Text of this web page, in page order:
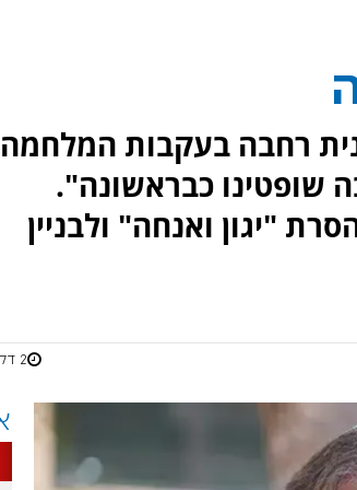
רחבה בעקבות
שופטינו כבראשונה".
"יגון ואנחה" ולבניין
2 דקות